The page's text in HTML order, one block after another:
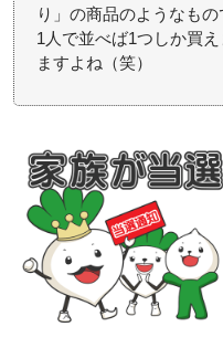
り」の商品のようなもの
1人で並べば1つしか買
ますよね（笑）